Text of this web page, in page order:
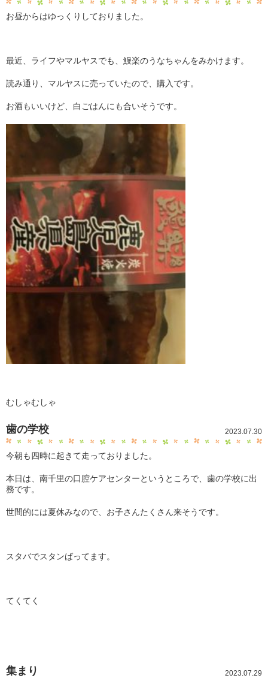
お昼からはゆっくりしておりました。
最近、ライフやマルヤスでも、鰻楽のうなちゃんをみかけます。
読み通り、マルヤスに売っていたので、購入です。
お酒もいいけど、白ごはんにも合いそうです。
むしゃむしゃ
2023.07.30
歯の学校
今朝も四時に起きて走っておりました。
本日は、南千里の口腔ケアセンターというところで、歯の学校に出
務です。
世間的には夏休みなので、お子さんたくさん来そうです。
スタバでスタンばってます。
てくてく
2023.07.29
集まり